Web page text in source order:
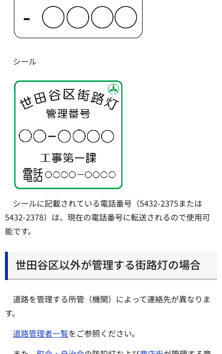
シール
シールに記載されている電話番号（5432-2375または
5432-2378）は、現在の電話番号に転送されるので使用可
能です。
世田谷区以外が管理する街路灯の場合
道路を管理する所管（機関）によって連絡先が異なりま
す。
道路管理者一覧をご参照ください。